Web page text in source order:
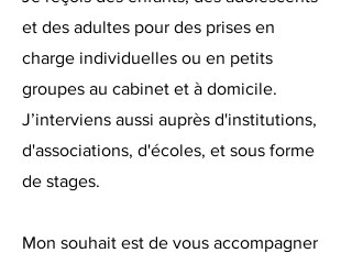
et des adultes pour des prises en
charge individuelles ou en petits
groupes au cabinet et à domicile.
J’interviens aussi auprès d'institutions,
d'associations, d'écoles, et sous forme
de stages.
Mon souhait est de vous accompagner